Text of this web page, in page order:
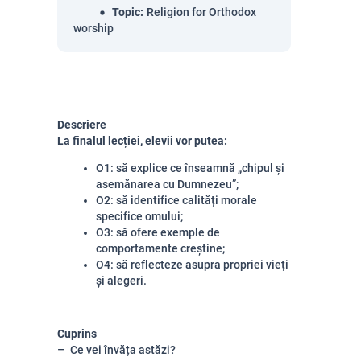
Topic: Religion for Orthodox
worship
Descriere
La finalul lecției, elevii vor putea:
O1: să explice ce înseamnă „chipul și
asemănarea cu Dumnezeu”;
O2: să identifice calități morale
specifice omului;
O3: să ofere exemple de
comportamente creștine;
O4: să reflecteze asupra propriei vieți
și alegeri.
Cuprins
Ce vei învăța astăzi?